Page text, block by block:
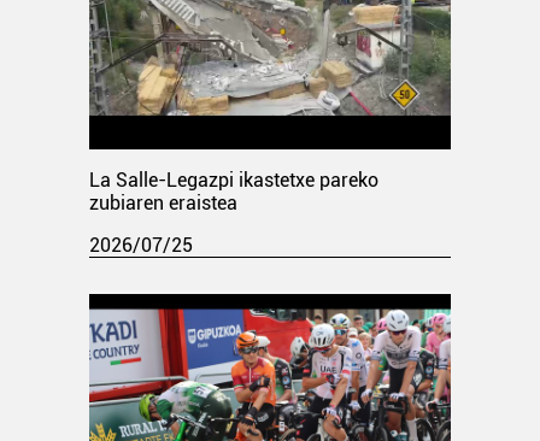
La Salle-Legazpi ikastetxe pareko
zubiaren eraistea
2026/07/25